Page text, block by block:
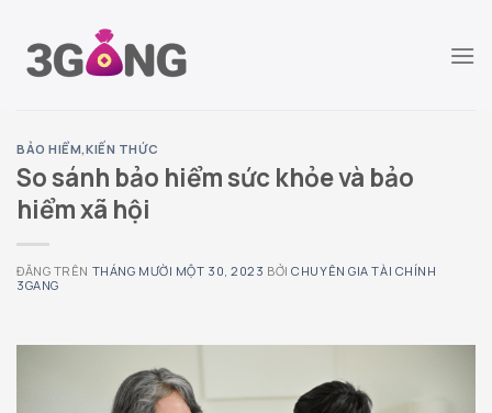
đến
BẢO HIỂM,KIẾN THỨC
So sánh bảo hiểm sức khỏe và bảo
hiểm xã hội
ĐĂNG TRÊN THÁNG MƯỜI MỘT 30, 2023 BỞICHUYÊN GIA TÀI CHÍNH
3GANG